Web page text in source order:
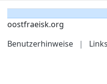
oostfraeisk.org
Benutzerhinweise
| Links